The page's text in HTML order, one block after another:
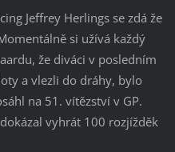
Jeffrey Herlings se zdá že
si užívá každý
že diváci v posledním
a vlezli do dráhy, bylo
na 51. vítězství v GP.
vyhrát 100 rozjížděk